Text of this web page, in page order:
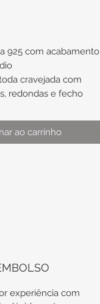
925 com acabamento
cravejada com
redondas e fecho
peças em Prata
do certificado de
ao carrinho
experiência com